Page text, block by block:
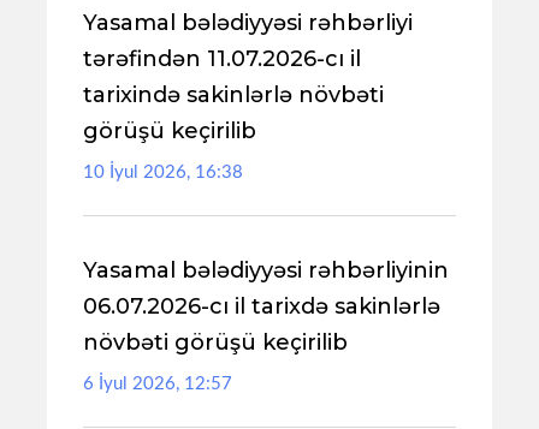
Yasamal bələdiyyəsi rəhbərliyi
tərəfindən 11.07.2026-cı il
tarixində sakinlərlə növbəti
görüşü keçirilib
10 İyul 2026, 16:38
Yasamal bələdiyyəsi rəhbərliyinin
06.07.2026-cı il tarixdə sakinlərlə
növbəti görüşü keçirilib
6 İyul 2026, 12:57